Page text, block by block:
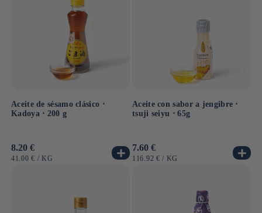
Aceite de sésamo clásico ⋅
Kadoya ⋅ 200 g
Precio
habitual
8.20 €
PRECIO
41.00 € / POR
KG
Aceite con sabor a jengibre ⋅
tsuji seiyu ⋅ 65g
Precio
habitual
7.60 €
PRECIO
116.92 € / POR
KG